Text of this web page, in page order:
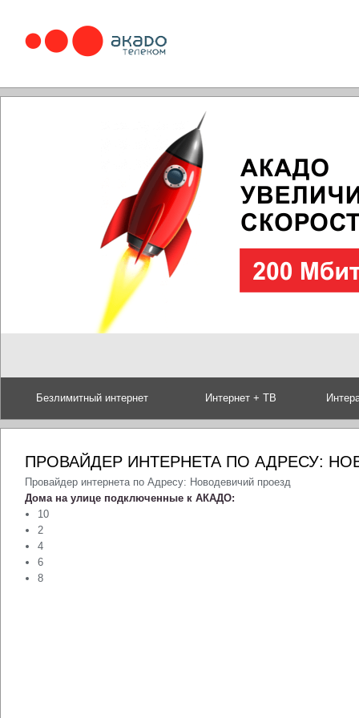
Безлимитный интернет Интернет + ТВ
ПРОВАЙДЕР ИНТЕРНЕТА ПО АДРЕСУ:
Провайдер интернета по Адресу: Новодевичий проезд
Дома на улице подключенные к АКАДО:
10
2
4
6
8